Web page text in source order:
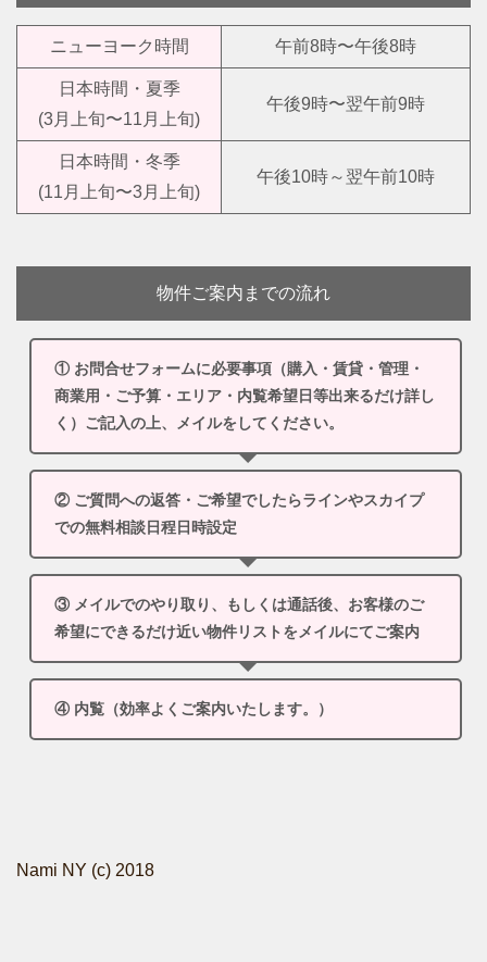
ニューヨーク時間 午前8時〜午後8時
日本時間・夏季
(3月上旬〜11月上旬)
午後9時〜翌午前9時
日本時間・冬季
(11月上旬〜3月上旬)
午後10時～翌午前10時
物件ご案内までの流れ
① お問合せフォームに必要事項（購入・賃貸・管理・
商業用・ご予算・エリア・内覧希望日等出来るだけ詳し
く）ご記入の上、メイルをしてください。
② ご質問への返答・ご希望でしたらラインやスカイプ
での無料相談日程日時設定
③ メイルでのやり取り、もしくは通話後、お客様のご
希望にできるだけ近い物件リストをメイルにてご案内
④ 内覧（効率よくご案内いたします。）
Nami NY (c) 2018